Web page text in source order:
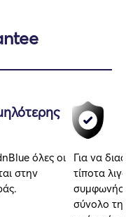
όλες οι
στην
Για να
τίποτα
σύνολο